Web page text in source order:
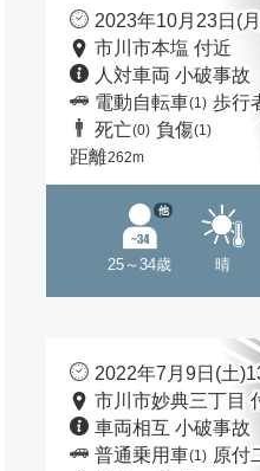
2023年10月23日(
市川市本塩 付近
人対車両 小破事故
電動自転車(1) 歩行
死亡(0) 負傷(1)
距離262m
25～34歳
他
晴
2022年7月9日(土
市川市妙典三丁目
車両相互 小破事故
普通乗用車(1) 原付